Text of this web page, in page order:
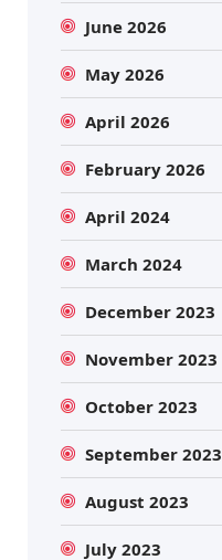
June 2026
May 2026
April 2026
February 2026
April 2024
March 2024
December 2023
November 2023
October 2023
September 2023
August 2023
July 2023